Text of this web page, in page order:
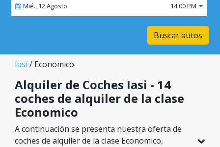
Mié., 12Agosto 14:00 PM
Buscar autos
Iasi / Economico
Alquiler de Coches Iasi - 14
coches de alquiler de la clase
Economico
A continuación se presenta nuestra oferta de
coches de alquiler de la clase Economico,